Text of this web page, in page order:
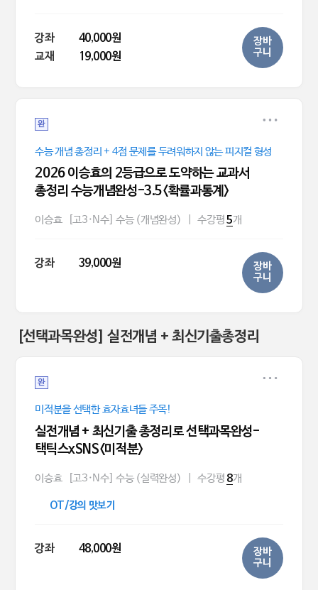
강좌
40,000원
교재
19,000원
장바
구니
완
수능 개념 총정리 + 4점 문제를 두려워하지 않는 피지컬 형성
2026 이승효의 2등급으로 도약하는 교과서
총정리 수능개념완성-3.5<확률과통계>
이승효 [고3·N수] 수능 (개념완성) 수강평5개
강좌 39,000원
장바
구니
[선택과목완성] 실전개념 + 최신기출총정리
완
미적분을 선택한 효자효녀들 주목!
실전개념 + 최신기출 총정리로 선택과목완성-
택틱스xSNS<미적분>
이승효 [고3·N수] 수능 (실력완성) 수강평 8개
OT/강의 맛보기
강좌 48,000원
장바
구니